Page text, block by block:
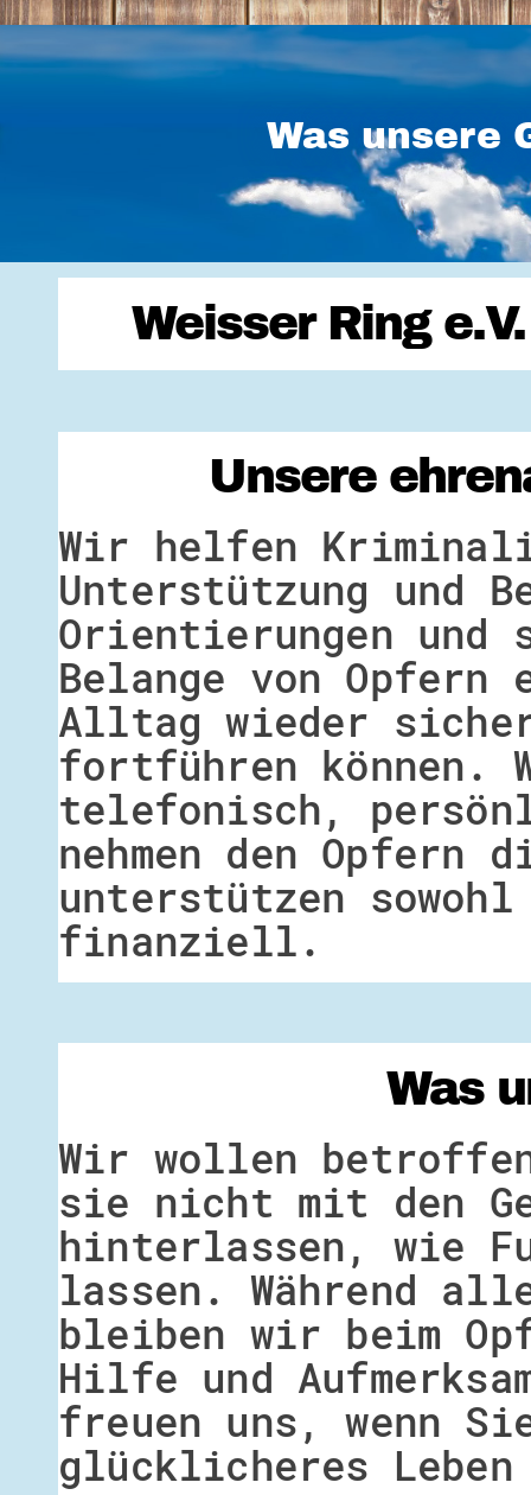
Was unsere
Weisser Ring
Unsere
Wir helfen
Unterstützung und
Orientierungen
Belange von
Alltag wieder
fortführen können.
telefonisch,
nehmen den Opfern
unterstützen
finanziell.
Was
Wir wollen
sie nicht mit den
hinterlassen, wie
lassen. Während
bleiben wir beim
Hilfe und
freuen uns, wenn
glücklicheres